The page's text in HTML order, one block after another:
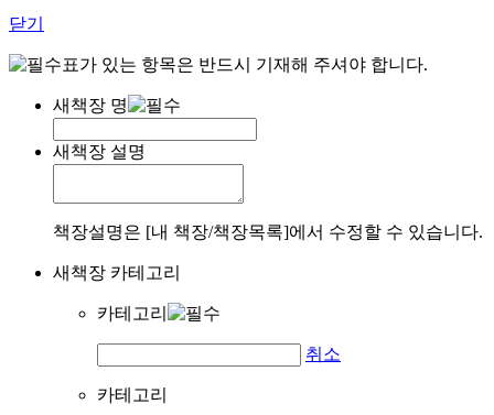
닫기
표가 있는 항목은 반드시 기재해 주셔야 합니다.
새책장 명
새책장 설명
책장설명은 [내 책장/책장목록]에서 수정할 수 있습니다.
새책장 카테고리
카테고리
취소
카테고리